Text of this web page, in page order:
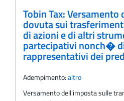
Tobin Tax:
dovuta sui
di azioni e di altri
partecipativi nonch�
rappresentativi dei
Adempimento:altro
Versamento dell'imposta sulle